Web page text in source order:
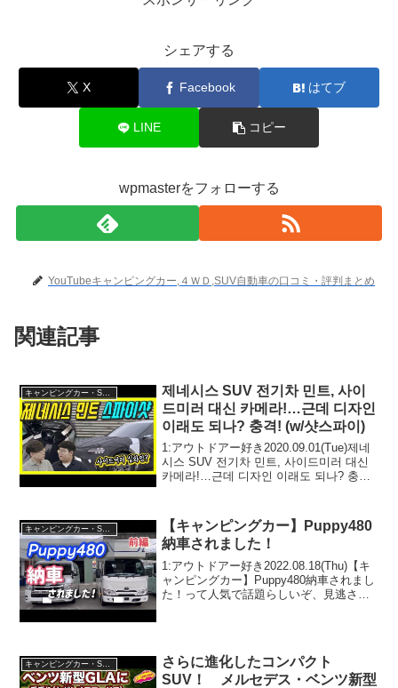
シェアする
X Facebook はてブ
LINE コピー
wpmasterをフォローする
YouTubeキャンピングカー,４ＷＤ,SUV自動車の口コミ・評判まとめ
関連記事
キャンピングカー・SUV人気車種
제네시스 SUV 전기차 민트, 사이
드미러 대신 카메라!…근데 디자인
이래도 되나? 충격! (w/샷스파이)
1:アウトドアー好き2020.09.01(Tue)제네
시스 SUV 전기차 민트, 사이드미러 대신
카메라!…근데 디자인 이래도 되나? 충격!
2020.09...
【キャンピングカー】Puppy480
納車されました！
1:アウトドアー好き2022.08.18(Thu)【キ
ャンピングカー】Puppy480納車されまし
た！って人気で話題らしいぞ、見逃さな
さらに進化したコンパクト
SUV！ メルセデス・ベンツ新型